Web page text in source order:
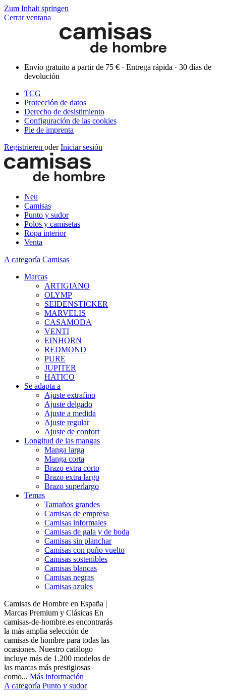
Zum Inhalt springen
Cerrar ventana
Envío gratuito a partir de 75 € · Entrega rápida · 30 días de
devolución
TCG
Protección de datos
Derecho de desistimiento
Configuración de las cookies
Pie de imprenta
Registrieren oder Iniciar sesión
Neu
Camisas
Punto y sudor
Polos y camisetas
Ropa interior
Venta
A categoría Camisas
Marcas
ARTIGIANO
OLYMP
SEIDENSTICKER
MARVELIS
CASAMODA
VENTI
EINHORN
REDMOND
PURE
JUPITER
HATICO
Se adapta a
Ajuste extrafino
Ajuste delgado
Ajuste a medida
Ajuste regular
Ajuste de confort
Longitud de las mangas
Manga larga
Manga corta
Brazo extra corto
Brazo extra largo
Brazo superlargo
Temas
Tamaños grandes
Camisas de empresa
Camisas informales
Camisas de gala y de boda
Camisas sin planchar
Camisas con puño vuelto
Camisas sostenibles
Camisas blancas
Camisas negras
Camisas azules
Camisas de Hombre en España |
Marcas Premium y Clásicas En
camisas-de-hombre.es encontrarás
la más amplia selección de
camisas de hombre para todas las
ocasiones. Nuestro catálogo
incluye más de 1.200 modelos de
las marcas más prestigiosas
como... Más información
A categoría Punto y sudor